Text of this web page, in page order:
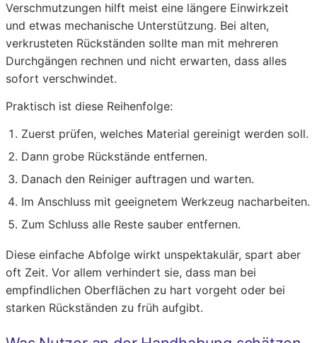
Verschmutzungen hilft meist eine längere Einwirkzeit
und etwas mechanische Unterstützung. Bei alten,
verkrusteten Rückständen sollte man mit mehreren
Durchgängen rechnen und nicht erwarten, dass alles
sofort verschwindet.
Praktisch ist diese Reihenfolge:
Zuerst prüfen, welches Material gereinigt werden soll.
Dann grobe Rückstände entfernen.
Danach den Reiniger auftragen und warten.
Im Anschluss mit geeignetem Werkzeug nacharbeiten.
Zum Schluss alle Reste sauber entfernen.
Diese einfache Abfolge wirkt unspektakulär, spart aber
oft Zeit. Vor allem verhindert sie, dass man bei
empfindlichen Oberflächen zu hart vorgeht oder bei
starken Rückständen zu früh aufgibt.